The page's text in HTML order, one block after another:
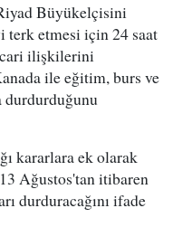
Büyükelçisini
etmesi için 24 saat
ilişkilerini
ile eğitim, burs ve
durdurduğunu
kararlara ek olarak
Ağustos'tan itibaren
durduracağını ifade